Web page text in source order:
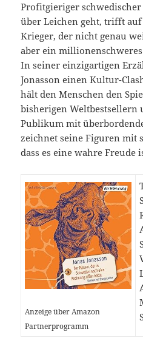
Profitgieriger
über Leichen geht, trifft
Krieger, der nicht genau
aber ein
In seiner einzigartigen
Jonasson einen Kultur-
hält den Menschen den
bisherigen Weltbestsellern
Publikum mit
zeichnet seine Figuren mit
dass es eine wahre Freude
Anzeige über Amazon
Partnerprogramm